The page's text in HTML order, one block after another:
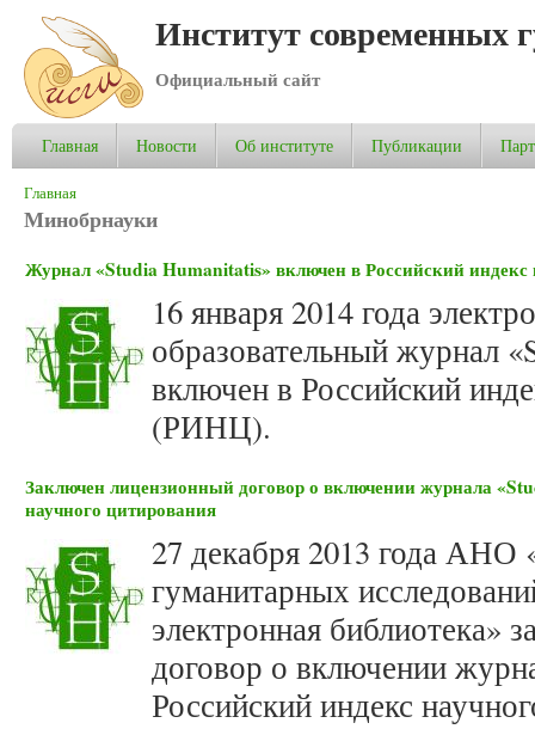
Институт современных
Официальный сайт
Главная Новости Об институте Публикации
Вы здесь
Главная
Минобрнауки
Журнал «Studia Humanitatis» включен в Российский
16 января 2014 года
образовательный журнал
включен в Российский
(РИНЦ).
Заключен лицензионный договор о включении журнала
научного цитирования
27 декабря 2013 года АНО
гуманитарных
электронная библиотека»
договор о включении
Российский индекс